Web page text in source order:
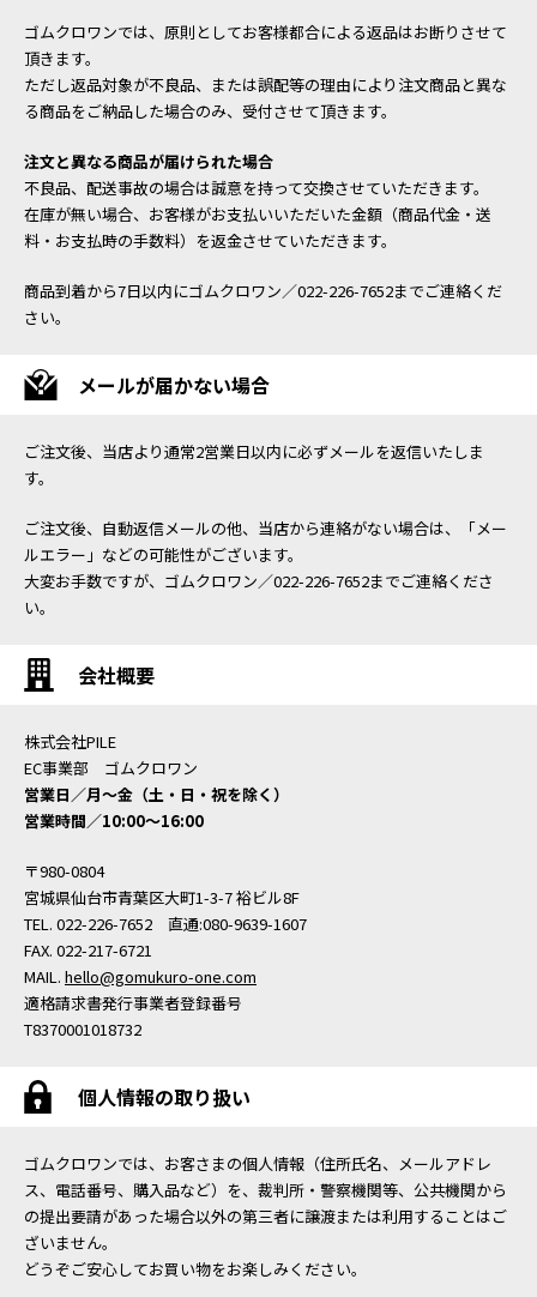
ゴムクロワンでは、原則としてお客様都合による返品はお断りさせて
頂きます。
ただし返品対象が不良品、または誤配等の理由により注文商品と異な
る商品をご納品した場合のみ、受付させて頂きます。
注文と異なる商品が届けられた場合
不良品、配送事故の場合は誠意を持って交換させていただきます。
在庫が無い場合、お客様がお支払いいただいた金額（商品代金・送
料・お支払時の手数料）を返金させていただきます。
商品到着から7日以内にゴムクロワン／022-226-7652までご連絡くだ
さい。
メールが届かない場合
ご注文後、当店より通常2営業日以内に必ずメールを返信いたしま
す。
ご注文後、自動返信メールの他、当店から連絡がない場合は、「メー
ルエラー」などの可能性がございます。
大変お手数ですが、ゴムクロワン／022-226-7652までご連絡くださ
い。
会社概要
株式会社PILE
EC事業部 ゴムクロワン
営業日／月〜金（土・日・祝を除く）
営業時間／10:00〜16:00
〒980-0804
宮城県仙台市青葉区大町1-3-7 裕ビル8F
TEL. 022-226-7652 直通:080-9639-1607
FAX. 022-217-6721
MAIL. hello@gomukuro-one.com
適格請求書発行事業者登録番号
T8370001018732
個人情報の取り扱い
ゴムクロワンでは、お客さまの個人情報（住所氏名、メールアドレ
ス、電話番号、購入品など）を、裁判所・警察機関等、公共機関から
の提出要請があった場合以外の第三者に譲渡または利用することはご
ざいません。
どうぞご安心してお買い物をお楽しみください。